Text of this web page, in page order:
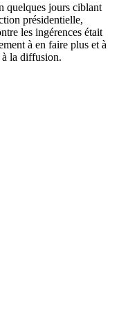
quelques jours ciblant
présidentielle,
les ingérences était
à en faire plus et à
à la diffusion.